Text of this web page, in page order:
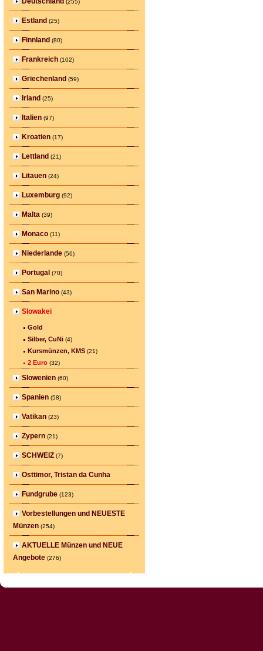
(255)
Estland (25)
Finnland (80)
Frankreich (102)
Griechenland (59)
Irland (25)
Italien (97)
Kroatien (17)
Lettland (21)
Litauen (24)
Luxemburg (92)
Malta (39)
Monaco (11)
Niederlande (56)
Portugal (70)
San Marino (43)
Slowakei
Gold
Silber, CuNi (4)
Kursmünzen, KMS (21)
2 Euro (32)
Slowenien (60)
Spanien (58)
Vatikan (23)
Zypern (21)
SCHWEIZ (7)
Osttimor, Tristan da Cunha
Fundgrube (123)
Vorbestellungen und NEUESTE
Münzen (254)
AKTUELLE Münzen und NEUE
Angebote (276)